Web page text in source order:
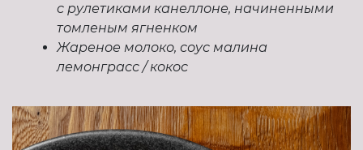
с рулетиками канеллоне, начиненными
томленым ягненком
Жареное молоко, соус малина
лемонграсс / кокос